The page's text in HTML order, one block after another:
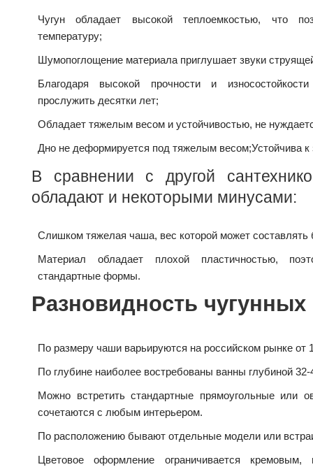
Чугун обладает высокой теплоемкостью, что
температуру;
Шумопоглощение материала приглушает звуки
Благодаря высокой прочности и
прослужить десятки лет;
Обладает тяжелым весом и устойчивостью, не
Дно не деформируется под тяжелым весом;Устойчива к
В сравнении с другой
обладают и некоторыми минусами:
Слишком тяжелая чаша, вес которой может составлять
Материал обладает плохой пластичностью,
стандартные формы.
Разновидность
По размеру чаши варьируются на российском рынке от
По глубине наиболее востребованы ванны глубиной
Можно встретить стандартные прямоугольные
сочетаются с любым интерьером.
По расположению бывают отдельные модели или
Цветовое оформление ограничивается кремовым,